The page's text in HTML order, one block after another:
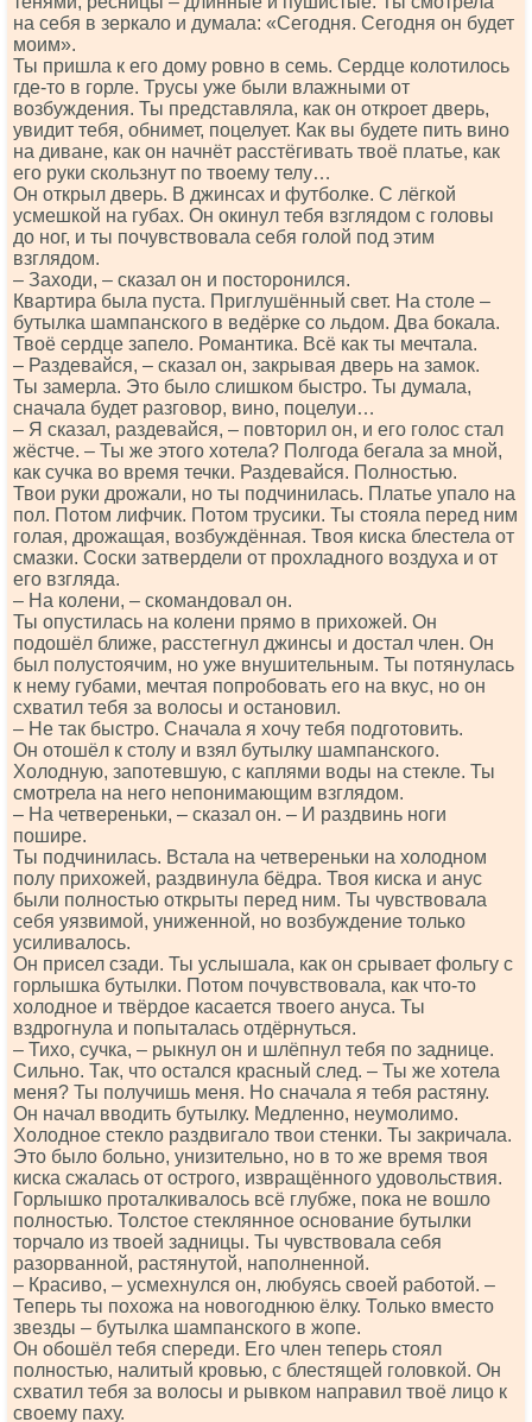
на себя в зеркало и думала: «Сегодня. Сегодня он будет
моим».
Ты пришла к его дому ровно в семь. Сердце колотилось
где-то в горле. Трусы уже были влажными от
возбуждения. Ты представляла, как он откроет дверь,
увидит тебя, обнимет, поцелует. Как вы будете пить вино
на диване, как он начнёт расстёгивать твоё платье, как
его руки скользнут по твоему телу…
Он открыл дверь. В джинсах и футболке. С лёгкой
усмешкой на губах. Он окинул тебя взглядом с головы
до ног, и ты почувствовала себя голой под этим
взглядом.
– Заходи, – сказал он и посторонился.
Квартира была пуста. Приглушённый свет. На столе –
бутылка шампанского в ведёрке со льдом. Два бокала.
Твоё сердце запело. Романтика. Всё как ты мечтала.
– Раздевайся, – сказал он, закрывая дверь на замок.
Ты замерла. Это было слишком быстро. Ты думала,
сначала будет разговор, вино, поцелуи…
– Я сказал, раздевайся, – повторил он, и его голос стал
жёстче. – Ты же этого хотела? Полгода бегала за мной,
как сучка во время течки. Раздевайся. Полностью.
Твои руки дрожали, но ты подчинилась. Платье упало на
пол. Потом лифчик. Потом трусики. Ты стояла перед ним
голая, дрожащая, возбуждённая. Твоя киска блестела от
смазки. Соски затвердели от прохладного воздуха и от
его взгляда.
– На колени, – скомандовал он.
Ты опустилась на колени прямо в прихожей. Он
подошёл ближе, расстегнул джинсы и достал член. Он
был полустоячим, но уже внушительным. Ты потянулась
к нему губами, мечтая попробовать его на вкус, но он
схватил тебя за волосы и остановил.
– Не так быстро. Сначала я хочу тебя подготовить.
Он отошёл к столу и взял бутылку шампанского.
Холодную, запотевшую, с каплями воды на стекле. Ты
смотрела на него непонимающим взглядом.
– На четвереньки, – сказал он. – И раздвинь ноги
пошире.
Ты подчинилась. Встала на четвереньки на холодном
полу прихожей, раздвинула бёдра. Твоя киска и анус
были полностью открыты перед ним. Ты чувствовала
себя уязвимой, униженной, но возбуждение только
усиливалось.
Он присел сзади. Ты услышала, как он срывает фольгу с
горлышка бутылки. Потом почувствовала, как что-то
холодное и твёрдое касается твоего ануса. Ты
вздрогнула и попыталась отдёрнуться.
– Тихо, сучка, – рыкнул он и шлёпнул тебя по заднице.
Сильно. Так, что остался красный след. – Ты же хотела
меня? Ты получишь меня. Но сначала я тебя растяну.
Он начал вводить бутылку. Медленно, неумолимо.
Холодное стекло раздвигало твои стенки. Ты закричала.
Это было больно, унизительно, но в то же время твоя
киска сжалась от острого, извращённого удовольствия.
Горлышко проталкивалось всё глубже, пока не вошло
полностью. Толстое стеклянное основание бутылки
торчало из твоей задницы. Ты чувствовала себя
разорванной, растянутой, наполненной.
– Красиво, – усмехнулся он, любуясь своей работой. –
Теперь ты похожа на новогоднюю ёлку. Только вместо
звезды – бутылка шампанского в жопе.
Он обошёл тебя спереди. Его член теперь стоял
полностью, налитый кровью, с блестящей головкой. Он
схватил тебя за волосы и рывком направил твоё лицо к
своему паху.